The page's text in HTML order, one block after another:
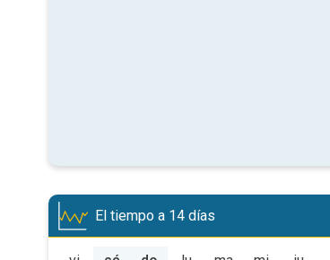
El tiempo a 14 días